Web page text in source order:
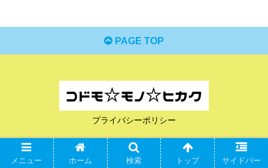
PAGE TOP
プライバシーポリシー
© 2023 コドモ☆モノ☆ヒカク.
メニュー ホーム 検索 トップ サイドバー